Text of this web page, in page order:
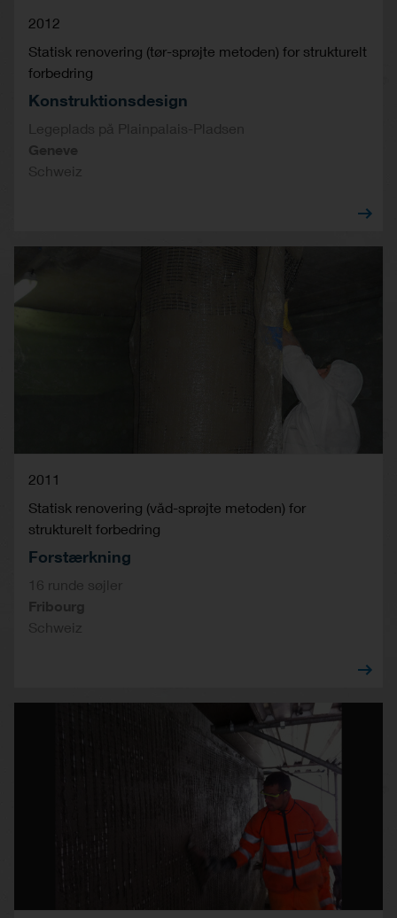
2012
Statisk renovering (tør-sprøjte metoden) for strukturelt
forbedring
Konstruktionsdesign
Legeplads på Plainpalais-Pladsen
Geneve
Schweiz
2011
Statisk renovering (våd-sprøjte metoden) for
strukturelt forbedring
Forstærkning
16 runde søjler
Fribourg
Schweiz